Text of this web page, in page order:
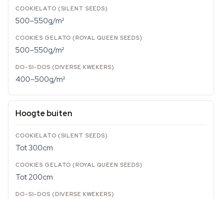
500–550g/m²
500–550g/m²
400–500g/m²
Hoogte buiten
Tot 300cm
Tot 200cm